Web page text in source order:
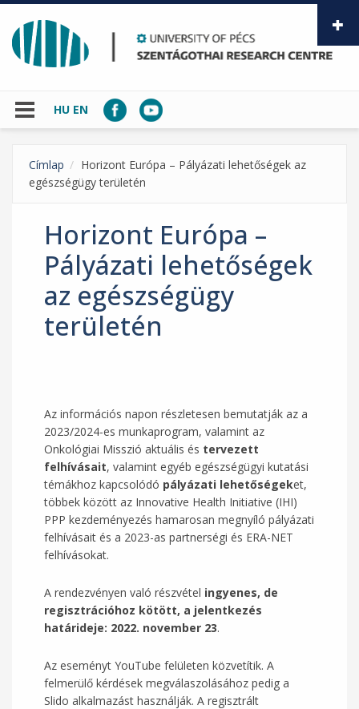
Skip to main content
HU EN
Címlap
Horizont Európa – Pályázati lehetőségek az
egészségügy területén
Horizont Európa –
Pályázati lehetőségek
az egészségügy
területén
Az információs napon részletesen bemutatják az a
2023/2024-es munkaprogram, valamint az
Onkológiai Misszió aktuális és tervezett
felhívásait, valamint egyéb egészségügyi kutatási
témákhoz kapcsolódó pályázati lehetőségeket,
többek között az Innovative Health Initiative (IHI)
PPP kezdeményezés hamarosan megnyíló pályázati
felhívásait és a 2023-as partnerségi és ERA-NET
felhívásokat.
A rendezvényen való részvétel ingyenes, de
regisztrációhoz kötött, a jelentkezés
határideje: 2022. november 23.
Az eseményt YouTube felületen közvetítik. A
felmerülő kérdések megválaszolásához pedig a
Slido alkalmazást használják. A regisztrált